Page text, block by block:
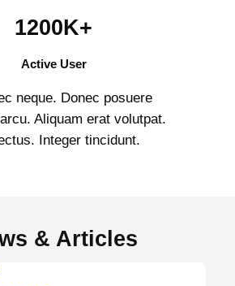
1200K+
Active User
neque. Donec posuere
Aliquam erat volutpat.
Integer tincidunt.
& Articles